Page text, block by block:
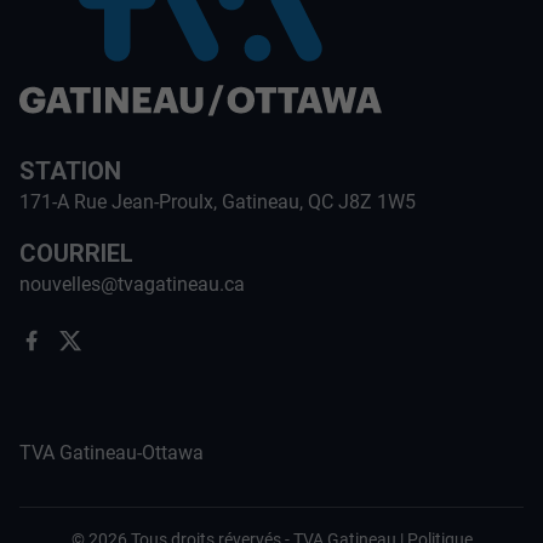
STATION
171-A Rue Jean-Proulx, Gatineau, QC J8Z 1W5
COURRIEL
nouvelles@tvagatineau.ca
TVA Gatineau-Ottawa